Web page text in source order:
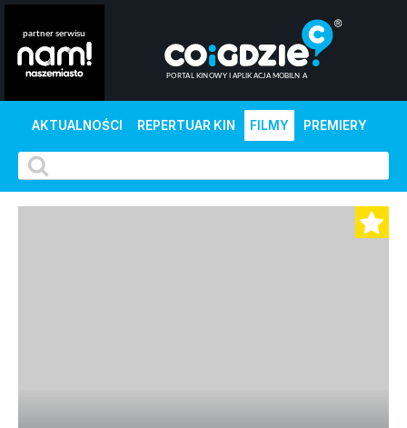
AKTUALNOŚCI REPERTUAR KIN FILMY PREMIERY